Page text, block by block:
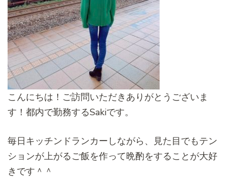
こんにちは！ご訪問いただきありがとうございま
す！都内で勤務するSakiです。
毎日キッチンドランカーしながら、見た目でもテン
ションが上がるご飯を作って晩酌をすることが大好
きです＾＾